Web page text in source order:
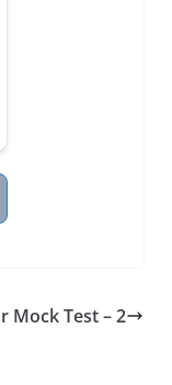
Mock Test – 2